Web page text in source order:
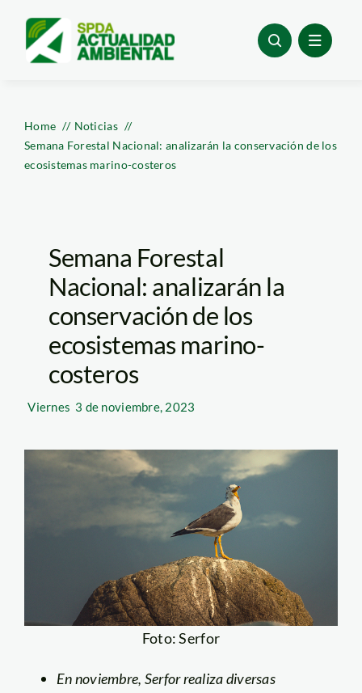
content
Home
Noticias
Semana Forestal Nacional: analizarán la conservación de los
ecosistemas marino-costeros
Semana Forestal
Nacional: analizarán la
conservación de los
ecosistemas marino-
costeros
Viernes 3 de noviembre, 2023
Foto: Serfor
En noviembre, Serfor realiza diversas